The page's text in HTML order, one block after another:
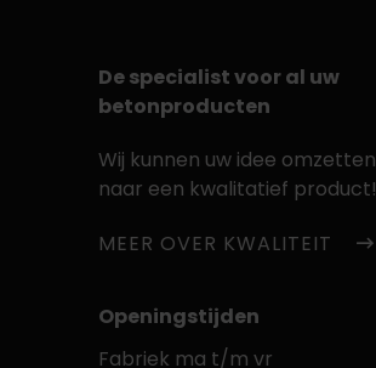
De specialist voor al uw
betonproducten
Wij kunnen uw idee omzetten
naar een kwalitatief product!
MEER OVER KWALITEIT
Openingstijden
Fabriek ma t/m vr